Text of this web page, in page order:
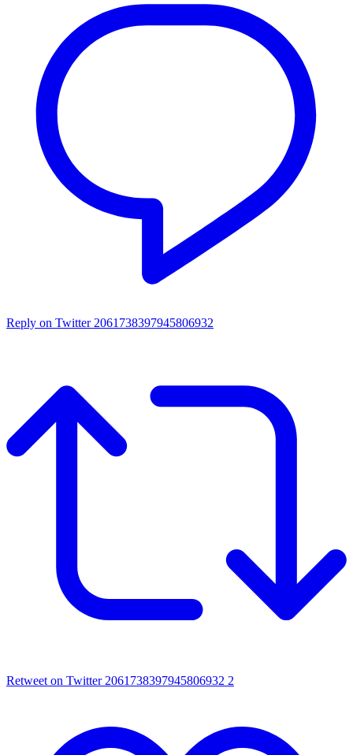
Reply on Twitter 2061738397945806932
Retweet on Twitter 2061738397945806932 2